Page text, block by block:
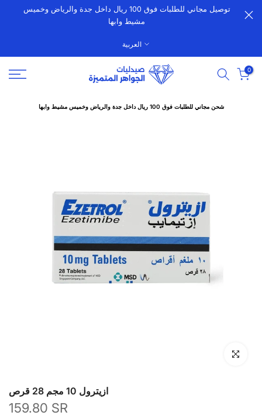
الانتقالتوصيل مجاني للطلبات فوق 100 ريال داخل جدة والرياض وخميس
مشيط وابها
العربية
0
شحن مجاني للطلبات فوق 100 ريال داخل جدة والرياض وخميس مشيط وابها
انقر للتكبير
ازيترول 10 مجم 28 قرص
159.80 SR